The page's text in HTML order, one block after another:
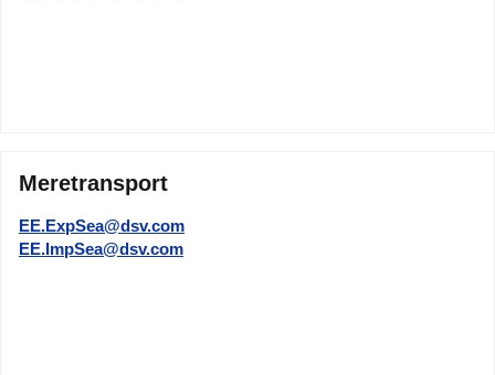
Meretransport
EE.ExpSea@dsv.com
EE.ImpSea@dsv.com